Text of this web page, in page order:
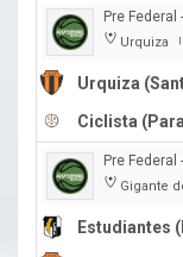
Pre
Urquiza |
Urquiza
Ciclista
Pre
Gigante del
Estudiantes